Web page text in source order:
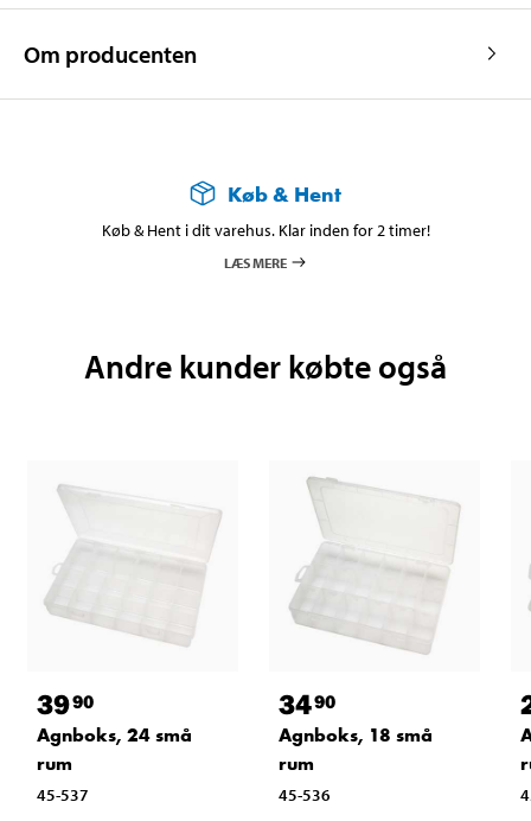
Om producenten
Køb & Hent
Køb & Hent i dit varehus. Klar inden for 2 timer!
LÆS MERE
Andre kunder købte også
3990
Agnboks, 24 små
rum
45-537
3490
Agnboks, 18 små
rum
45-536